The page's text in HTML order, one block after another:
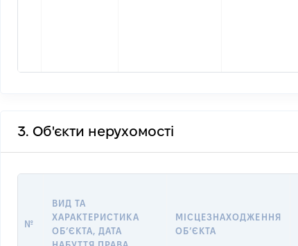
3. Об'єкти нерухомості
№
ВИД ТА
ХАРАКТЕРИСТИКА
ОБʼЄКТА, ДАТА
МІСЦЕЗНАХОДЖЕННЯ
ОБʼЄКТА